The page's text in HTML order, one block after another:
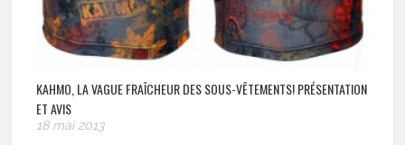
KAHMO, LA VAGUE FRAÎCHEUR DES SOUS-VÊTEMENTS! PRÉSENTATION
ET AVIS
18 mai 2013